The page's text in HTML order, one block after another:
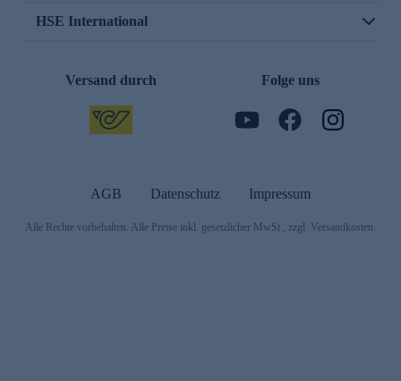
HSE International
Versand durch Folge uns
AGB Datenschutz Impressum
Alle Rechte vorbehalten. Alle Preise inkl. gesetzlicher MwSt., zzgl. Versandkosten.